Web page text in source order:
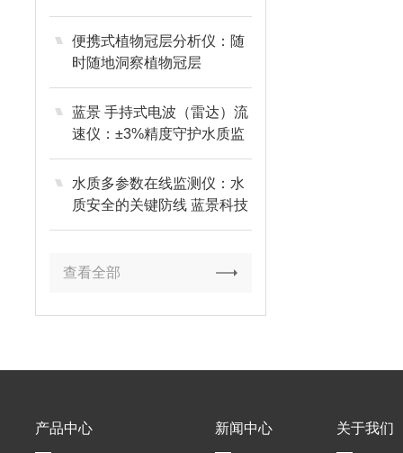
便携式植物冠层分析仪：随
时随地洞察植物冠层
蓝景 手持式电波（雷达）流
速仪：±3%精度守护水质监
测数据权-威
水质多参数在线监测仪：水
质安全的关键防线 蓝景科技
查看全部
产品中心 新闻中心 关于我们